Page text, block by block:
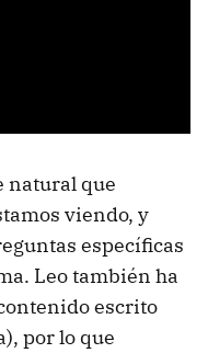
natural que
viendo, y
específicas
Leo también ha
escrito
por lo que